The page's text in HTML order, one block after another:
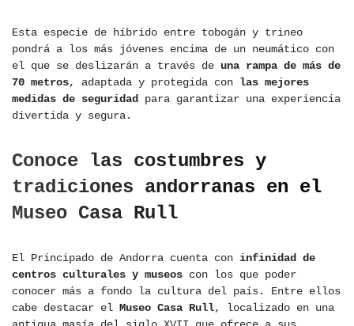
Esta especie de híbrido entre tobogán y trineo
pondrá a los más jóvenes encima de un neumático con
el que se deslizarán a través de una rampa de más de
70 metros, adaptada y protegida con las mejores
medidas de seguridad para garantizar una experiencia
divertida y segura.
Conoce las costumbres y
tradiciones andorranas en el
Museo Casa Rull
El Principado de Andorra cuenta con infinidad de
centros culturales y museos con los que poder
conocer más a fondo la cultura del país. Entre ellos
cabe destacar el Museo Casa Rull, localizado en una